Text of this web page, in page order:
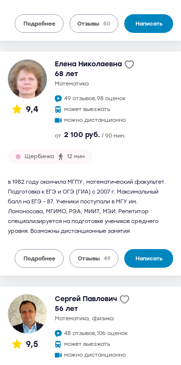
Подробнее Отзывы 50 Написать
9,4
Елена Николаевна
68 лет
математика
49 отзывов,98 оценок
может выезжать
можно дистанционно
от 2 100 руб. / 90 мин.
Щербинка 12 мин
в 1982 году окончила МГПУ, математический факультет.
Подготовка к ЕГЭ и ОГЭ (ГИА) с 2007 г. Максимальный
балл на ЕГЭ - 87. Ученики поступали в МГУ им.
Ломоносова, МГИМО, РЭА, МИИТ, МЭИ. Репетитор
специализируется на подготовке учеников среднего
уровня. Возможны дистанционные занятия
Подробнее Отзывы 49 Написать
9,5
Сергей Павлович
56 лет
математика, физика
48 отзывов,106 оценок
может выезжать
можно дистанционно